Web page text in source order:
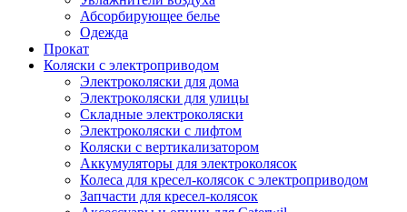
Абсорбирующее белье
Одежда
Прокат
Коляски с электроприводом
Электроколяски для дома
Электроколяски для улицы
Складные электроколяски
Электроколяски с лифтом
Коляски с вертикализатором
Аккумуляторы для электроколясок
Колеса для кресел-колясок с электроприводом
Запчасти для кресел-колясок